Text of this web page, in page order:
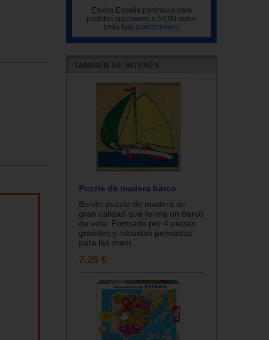
Envíos España península para
pedidos superiores a 59,90 euros
(más iva) (condiciones)
Puzzle de madera barco
Bonito puzzle de madera de
gran calidad que forma un barco
de vela. Formado por 4 piezas
grandes y robustas pensadas
para las mani...
7.25 €